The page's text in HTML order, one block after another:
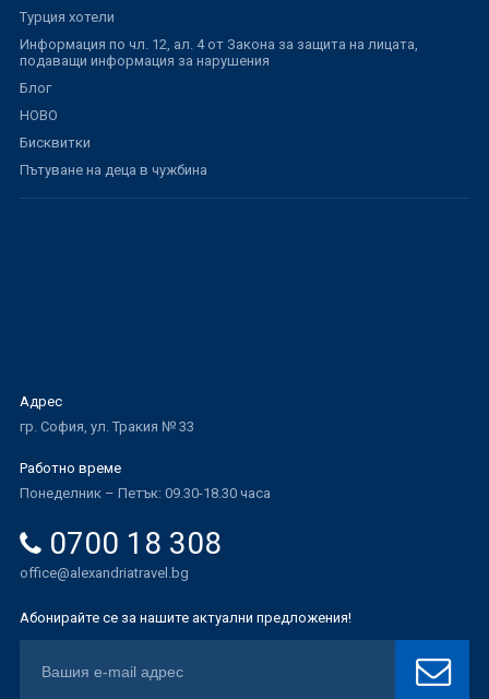
Турция хотели
Информация по чл. 12, ал. 4 от Закона за защита на лицата,
подаващи информация за нарушения
Блог
НОВО
Бисквитки
Пътуване на деца в чужбина
Адрес
гр. София, ул. Тракия № 33
Работно време
Понеделник – Петък: 09.30-18.30 часа
0700 18 308
office@alexandriatravel.bg
Абонирайте се за нашите актуални предложения!